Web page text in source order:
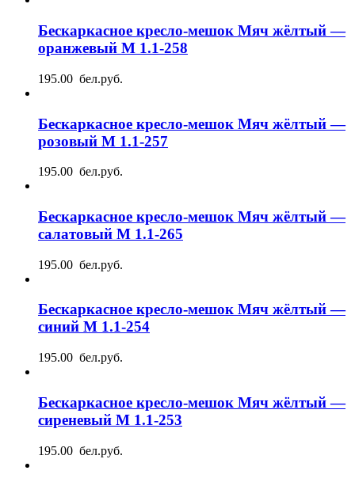
Бескаркасное кресло-мешок Мяч жёлтый —
оранжевый М 1.1-258
195.00 бел.руб.
Бескаркасное кресло-мешок Мяч жёлтый —
розовый М 1.1-257
195.00 бел.руб.
Бескаркасное кресло-мешок Мяч жёлтый —
салатовый М 1.1-265
195.00 бел.руб.
Бескаркасное кресло-мешок Мяч жёлтый —
синий М 1.1-254
195.00 бел.руб.
Бескаркасное кресло-мешок Мяч жёлтый —
сиреневый М 1.1-253
195.00 бел.руб.